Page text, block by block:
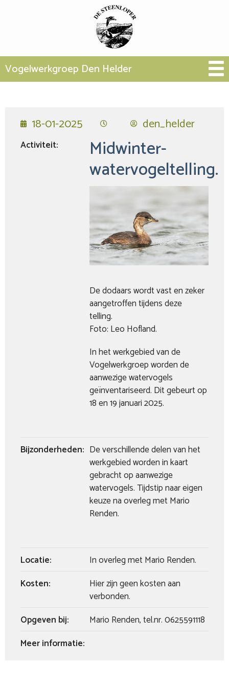
Vogelwerkgroep Den Helder
18-01-2025 den_helder
Activiteit: Midwinter-
watervogeltelling.
De dodaars wordt vast en zeker
aangetroffen tijdens deze
telling.
Foto: Leo Hofland.
In het werkgebied van de
Vogelwerkgroep worden de
aanwezige watervogels
geïnventariseerd. Dit gebeurt op
18 en 19 januari 2025.
Bijzonderheden: De verschillende delen van het
werkgebied worden in kaart
gebracht op aanwezige
watervogels. Tijdstip naar eigen
keuze na overleg met Mario
Renden.
Locatie:
In overleg met Mario Renden.
Kosten:
Hier zijn geen kosten aan
verbonden.
Opgeven bij:
Mario Renden, tel.nr. 0625591118
Meer informatie: